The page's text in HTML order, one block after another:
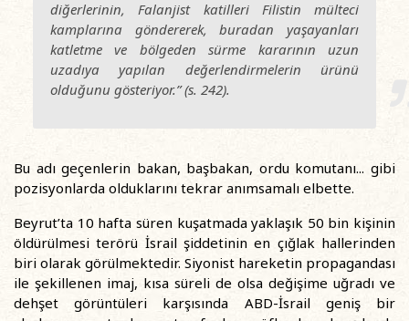
diğerlerinin, Falanjist katilleri Filistin mülteci
kamplarına göndererek, buradan yaşayanları
katletme ve bölgeden sürme kararının uzun
uzadıya yapılan değerlendirmelerin ürünü
olduğunu gösteriyor.” (s. 242).
Bu adı geçenlerin bakan, başbakan, ordu komutanı... gibi
pozisyonlarda olduklarını tekrar anımsamalı elbette.
Beyrut’ta 10 hafta süren kuşatmada yaklaşık 50 bin kişinin
öldürülmesi terörü İsrail şiddetinin en çığlak hallerinden
biri olarak görülmektedir. Siyonist hareketin propagandası
ile şekillenen imaj, kısa süreli de olsa değişime uğradı ve
dehşet görüntüleri karşısında ABD-İsrail geniş bir